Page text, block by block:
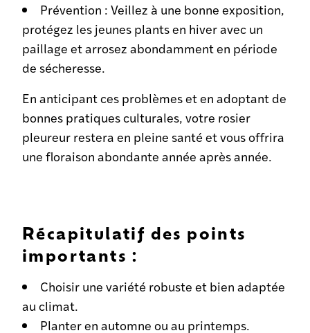
Prévention : Veillez à une bonne exposition,
protégez les jeunes plants en hiver avec un
paillage et arrosez abondamment en période
de sécheresse.
En anticipant ces problèmes et en adoptant de
bonnes pratiques culturales, votre rosier
pleureur restera en pleine santé et vous offrira
une floraison abondante année après année.
Récapitulatif des points
importants :
Choisir une variété robuste et bien adaptée
au climat.
Planter en automne ou au printemps.